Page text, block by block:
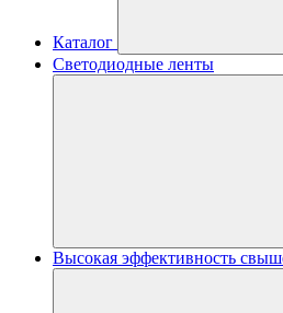
Каталог
Светодиодные ленты
Высокая эффективность